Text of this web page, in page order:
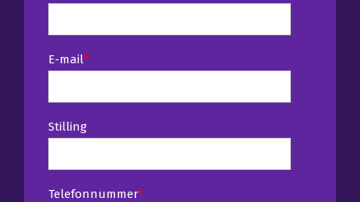
E-mail*
Stilling
Telefonnummer*